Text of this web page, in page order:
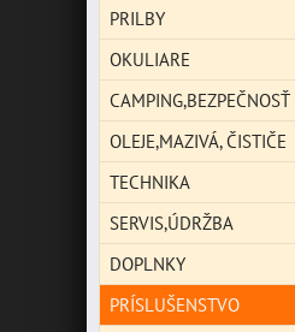
PRILBY
OKULIARE
CAMPING,BEZPEČNOSŤ
OLEJE,MAZIVÁ, ČISTIČE
TECHNIKA
SERVIS,ÚDRŽBA
DOPLNKY
PRÍSLUŠENSTVO